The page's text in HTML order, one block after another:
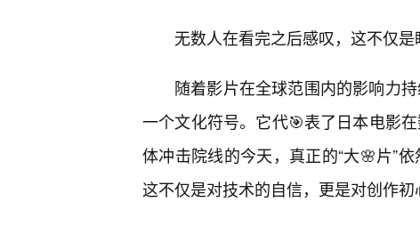
无数人在看完之后感叹，这不仅是
随着影片在全球范围内的影响力
一个文化符号。它代🎯表了日本电影
体冲击院线的今天，真正的“大🌸片”
这不仅是对技术的自信，更是对创作初